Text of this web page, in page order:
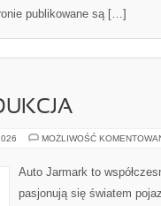
publikowane są […]
MOŻLIWOŚĆ
Auto Jarmark to
pasjonują się światem